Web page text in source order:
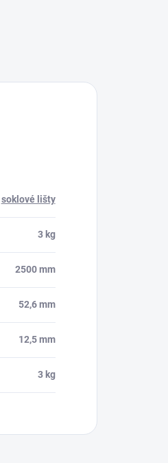
soklové lišty
3 kg
2500 mm
52,6 mm
12,5 mm
3 kg